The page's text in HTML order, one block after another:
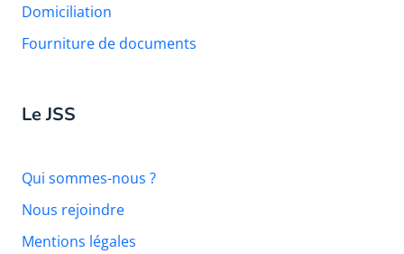
Domiciliation
Fourniture de documents
Le JSS
Qui sommes-nous ?
Nous rejoindre
Mentions légales